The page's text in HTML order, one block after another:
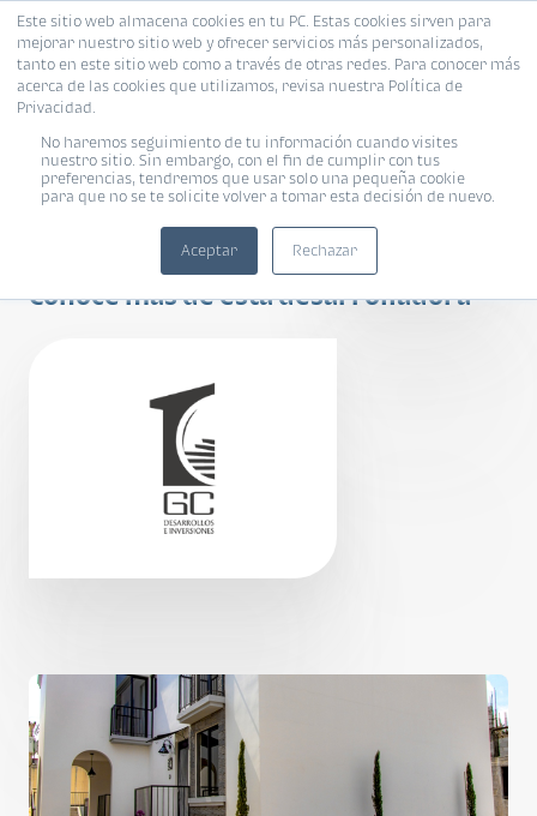
Este sitio web almacena cookies en tu PC. Estas cookies sirven para
mejorar nuestro sitio web y ofrecer servicios más personalizados,
tanto en este sitio web como a través de otras redes. Para conocer más
acerca de las cookies que utilizamos, revisa nuestra Política de
Privacidad.
No haremos seguimiento de tu información cuando visites
nuestro sitio. Sin embargo, con el fin de cumplir con tus
preferencias, tendremos que usar solo una pequeña cookie
para que no se te solicite volver a tomar esta decisión de nuevo.
Aceptar Rechazar
Gardenia de Plata
Conoce más de esta desarrolladora